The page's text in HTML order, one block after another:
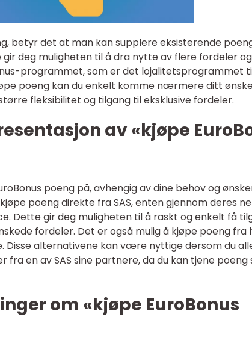
betyr det at man kan supplere eksisterende
deg muligheten til å dra nytte av flere fordeler
programmet, som er det lojalitetsprogrammet til
poeng kan du enkelt komme nærmere ditt
fleksibilitet og tilgang til eksklusive fordeler.
av «kjøpe
poeng på, avhengig av dine behov og
poeng direkte fra SAS, enten gjennom deres
Dette gir deg muligheten til å raskt og enkelt få
fordeler. Det er også mulig å kjøpe poeng fra
Disse alternativene kan være nyttige dersom du
en av SAS sine partnere, da du kan tjene poeng
om «kjøpe EuroBonus